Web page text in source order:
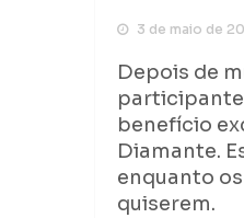
3 de maio de
Depois de
benefício
Diamante.
enquanto
quiserem.